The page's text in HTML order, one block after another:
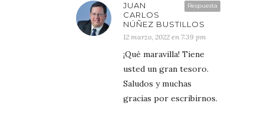
Respuesta
JUAN
CARLOS
NÚÑEZ BUSTILLOS
12 marzo, 2022 en 7:39 pm
¡Qué maravilla! Tiene
usted un gran tesoro.
Saludos y muchas
gracias por escribirnos.